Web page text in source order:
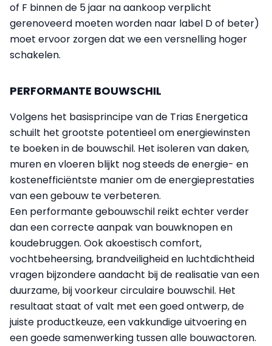
of F binnen de 5 jaar na aankoop verplicht
gerenoveerd moeten worden naar label D of beter)
moet ervoor zorgen dat we een versnelling hoger
schakelen.
PERFORMANTE BOUWSCHIL
Volgens het basisprincipe van de Trias Energetica
schuilt het grootste potentieel om energiewinsten
te boeken in de bouwschil. Het isoleren van daken,
muren en vloeren blijkt nog steeds de energie- en
kostenefficiëntste manier om de energieprestaties
van een gebouw te verbeteren.
Een performante gebouwschil reikt echter verder
dan een correcte aanpak van bouwknopen en
koudebruggen. Ook akoestisch comfort,
vochtbeheersing, brandveiligheid en luchtdichtheid
vragen bijzondere aandacht bij de realisatie van een
duurzame, bij voorkeur circulaire bouwschil. Het
resultaat staat of valt met een goed ontwerp, de
juiste productkeuze, een vakkundige uitvoering en
een goede samenwerking tussen alle bouwactoren.